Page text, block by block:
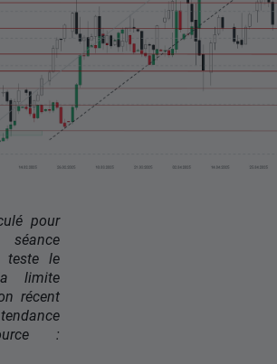
pour
teste le
limite
récent
: